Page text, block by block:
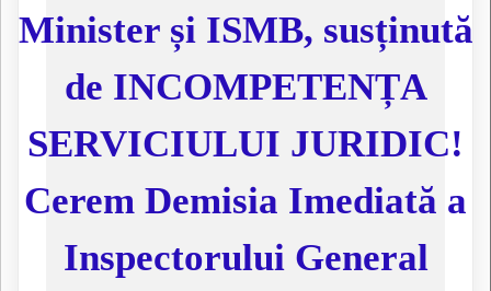
Minister și ISMB, susținută
de INCOMPETENȚA
SERVICIULUI JURIDIC!
Cerem Demisia Imediată a
Inspectorului General